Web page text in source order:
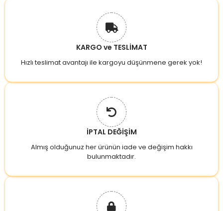
KARGO ve TESLİMAT
Hızlı teslimat avantajı ile kargoyu düşünmene gerek yok!
İPTAL DEĞİŞİM
Almış olduğunuz her ürünün iade ve değişim hakkı
bulunmaktadır.